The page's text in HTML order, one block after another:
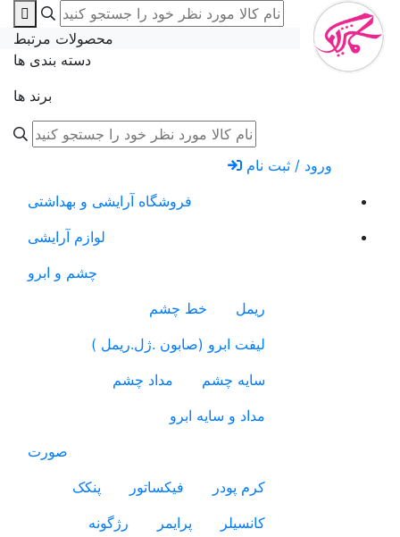
دسته بندی ها
برند ها
محصولات مرتبط
ورود / ثبت نام
فروشگاه آرایشی و بهداشتی
لوازم آرایشی
چشم و ابرو
ریمل
خط چشم
لیفت ابرو (صابون .ژل.ریمل )
سایه چشم
مداد چشم
مداد و سایه ابرو
صورت
کرم پودر
فیکساتور
پنکک
کانسیلر
پرایمر
رژگونه